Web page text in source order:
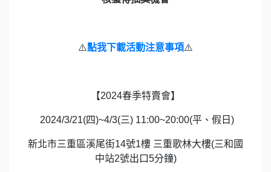
⚠️點我下載活動注意事項⚠️
【2024春季特賣會】
2024/3/21(四)~4/3(三) 11:00~20:00(平、假日)
新北市三重區溪尾街14號1樓 三重歌林大樓(三和國
中站2號出口5分鐘)